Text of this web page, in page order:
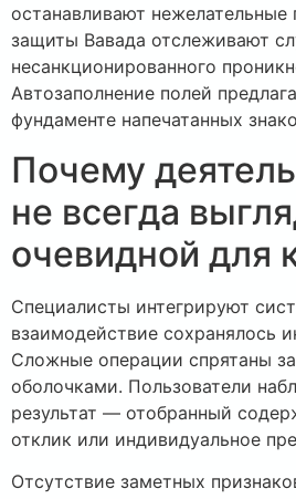
останавливают
защиты Вавада отслеживают
несанкционированного
Автозаполнение полей
фундаменте напечатанных
Почему
не всегда
очевидной для
Специалисты интегрируют
взаимодействие сохранялось
Сложные операции спрятаны
оболочками. Пользователи
результат — отобранный
отклик или индивидуальное
Отсутствие заметных